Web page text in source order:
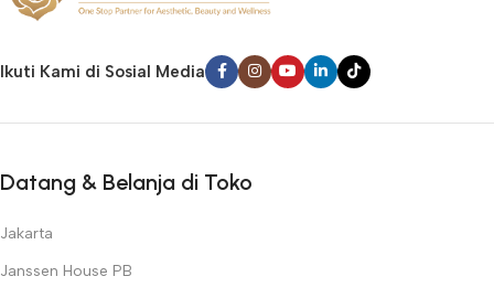
Ikuti Kami di Sosial Media
Datang & Belanja di Toko
Jakarta
Janssen House PB